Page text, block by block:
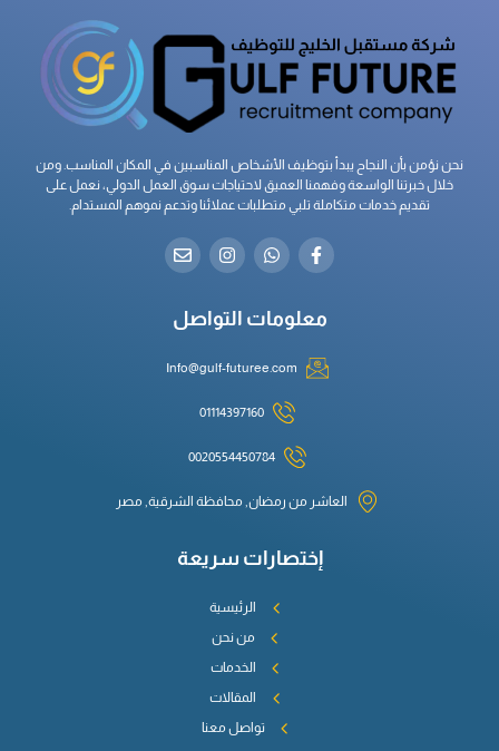
نحن نؤمن بأن النجاح يبدأ بتوظيف الأشخاص المناسبين في المكان المناسب. ومن
خلال خبرتنا الواسعة وفهمنا العميق لاحتياجات سوق العمل الدولي، نعمل على
تقديم خدمات متكاملة تلبي متطلبات عملائنا وتدعم نموهم المستدام.
معلومات التواصل
Info@gulf-futuree.com
01114397160
0020554450784
العاشر من رمضان, محافظة الشرقية, مصر
إختصارات سريعة
الرئيسية
من نحن
الخدمات
المقالات
تواصل معنا